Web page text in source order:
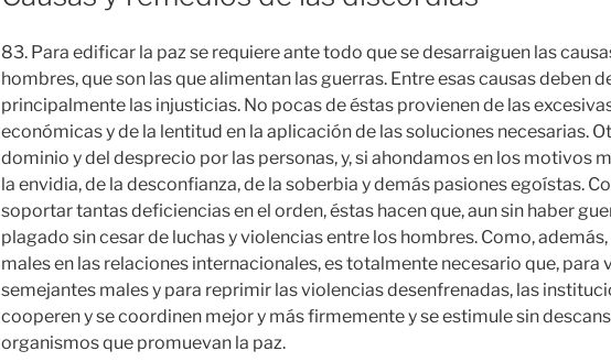
83. Para edificar la paz se requiere ante todo que se desarraiguen las
hombres, que son las que alimentan las guerras. Entre esas causas deben
principalmente las injusticias. No pocas de éstas provienen de las
económicas y de la lentitud en la aplicación de las soluciones necesarias.
dominio y del desprecio por las personas, y, si ahondamos en los motivos
la envidia, de la desconfianza, de la soberbia y demás pasiones egoístas.
soportar tantas deficiencias en el orden, éstas hacen que, aun sin haber
plagado sin cesar de luchas y violencias entre los hombres. Como,
males en las relaciones internacionales, es totalmente necesario que, para
semejantes males y para reprimir las violencias desenfrenadas, las
cooperen y se coordinen mejor y más firmemente y se estimule sin
organismos que promuevan la paz.